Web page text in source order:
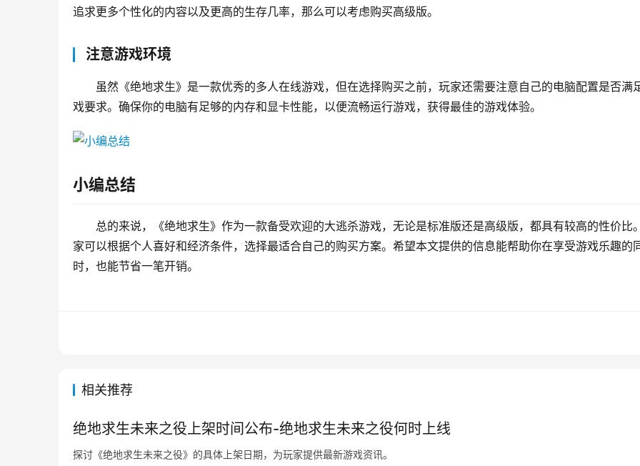
追求更多个性化的内容以及更高的生存几率，那么可以考虑购买高级版。
注意游戏环境
虽然《绝地求生》是一款优秀的多人在线游戏，但在选择购买之前，玩家还需要注意自己的电脑配置是否满
戏要求。确保你的电脑有足够的内存和显卡性能，以便流畅运行游戏，获得最佳的游戏体验。
小编总结
总的来说，《绝地求生》作为一款备受欢迎的大逃杀游戏，无论是标准版还是高级版，都具有较高的性价比
家可以根据个人喜好和经济条件，选择最适合自己的购买方案。希望本文提供的信息能帮助你在享受游戏乐趣的
时，也能节省一笔开销。
相关推荐
绝地求生未来之役上架时间公布-绝地求生未来之役何时上线
探讨《绝地求生未来之役》的具体上架日期，为玩家提供最新游戏资讯。